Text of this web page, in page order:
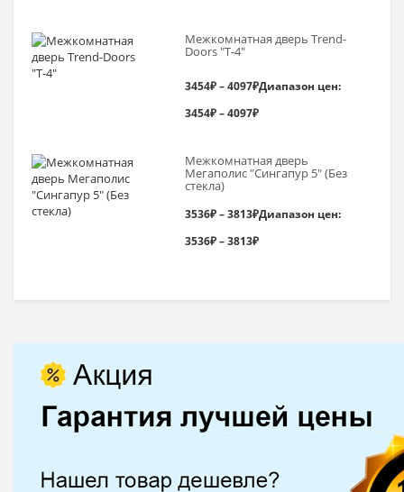
Межкомнатная дверь Trend-
Doоrs "Т-4"
3454₽–4097₽Диапазон цен:
3454₽ – 4097₽
Межкомнатная дверь
Мегаполис "Сингапур 5" (Без
стекла)
3536₽–3813₽Диапазон цен:
3536₽ – 3813₽